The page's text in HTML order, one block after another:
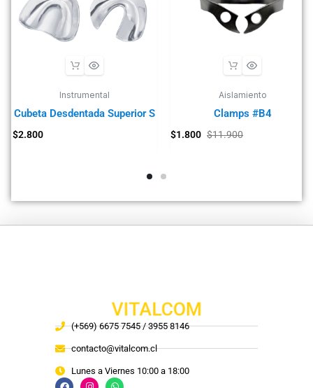
Instrumental
Cubeta Desdentada Superior S
$2.800
Aislamiento
Clamps #B4
$1.800 $11.900
VITALCOM
(+569) 6675 7545 / 3955 8146
contacto@vitalcom.cl
Lunes a Viernes 10:00 a 18:00